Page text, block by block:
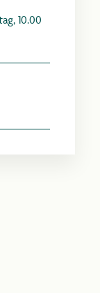
10.00